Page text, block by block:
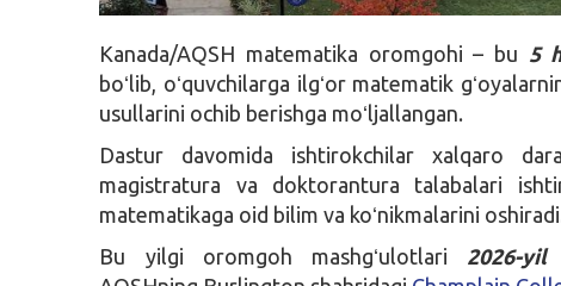
Kanada/AQSH matematika oromgohi – bu 5
boʻlib, oʻquvchilarga ilgʻor matematik
usullarini ochib berishga moʻljallangan.
Dastur davomida ishtirokchilar xalqaro
magistratura va doktorantura talabalari
matematikaga oid bilim va koʻnikmalarini
Bu yilgi oromgoh mashgʻulotlari 2026-yil